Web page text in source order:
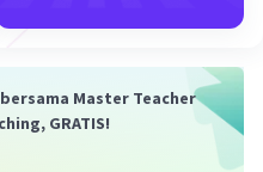
proses produksi.
manusia yang
Meskipun mereka
Master Teacher
GRATIS!